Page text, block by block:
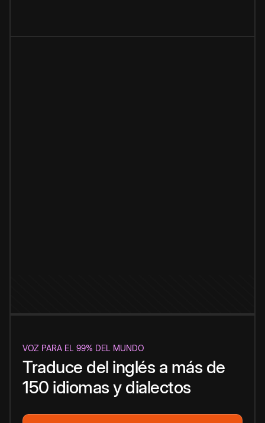
VOZ PARA EL 99% DEL MUNDO
Traduce del inglés a más de
150 idiomas y dialectos